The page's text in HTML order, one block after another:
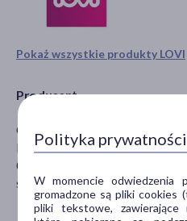
Pokaż wszystkie produkty LOVI
Producent
Canpol Sp. z o. o.
Puławska 430
02-884 Warszawa
sklep@canpolbabies.com
Polityka
W momencie odwiedzenia
gromadzone są pliki cookies
pliki tekstowe, zawierające